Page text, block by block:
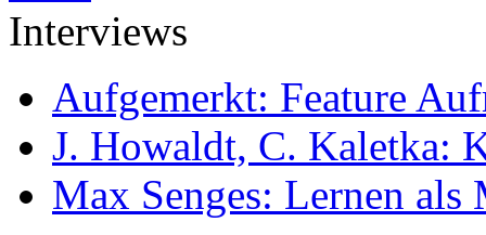
Interviews
Aufgemerkt: Feature
J. Howaldt, C. Kaletka:
Max Senges: Lernen als